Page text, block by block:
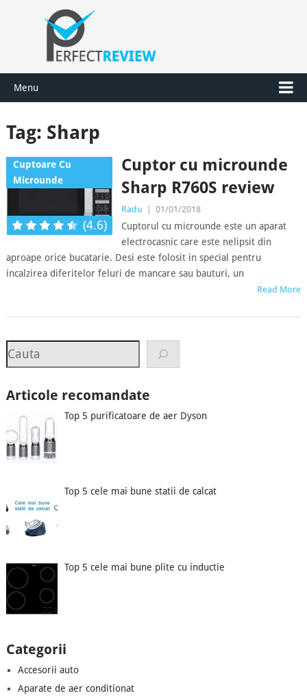
Menu
Tag: Sharp
Cuptoare Cu
Microunde
(4.6)
Cuptor cu microunde
Sharp R760S review
Radu 01/01/2018
Cuptorul cu microunde este un aparat
electrocasnic care este nelipsit din
aproape orice bucatarie. Desi este folosit in special pentru
incalzirea diferitelor feluri de mancare sau bauturi, un
Read More
Search
Articole recomandate
Top 5 purificatoare de aer Dyson
Top 5 cele mai bune statii de calcat
Top 5 cele mai bune plite cu inductie
Categorii
Accesorii auto
Aparate de aer conditionat